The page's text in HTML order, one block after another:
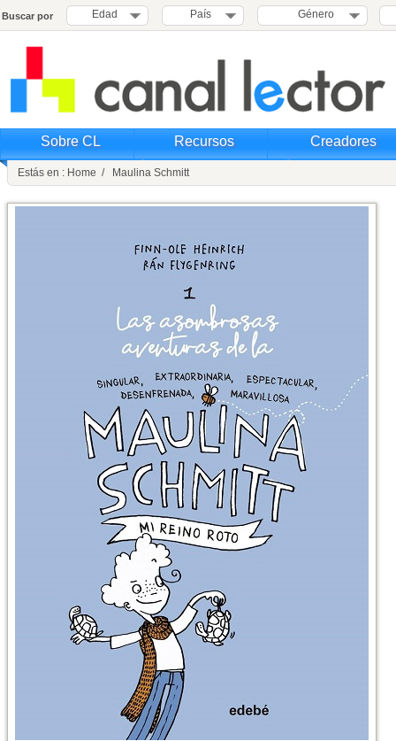
Buscar por Edad País Género
Sobre CL Recursos Creadores
Estás en : Home / Maulina Schmitt